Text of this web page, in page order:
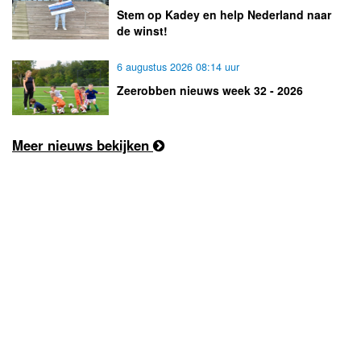
Stem op Kadey en help Nederland naar
de winst!
6 augustus 2026 08:14 uur
Zeerobben nieuws week 32 - 2026
Meer nieuws bekijken